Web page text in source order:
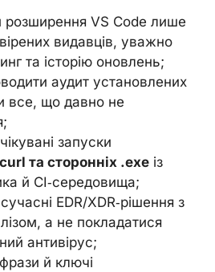
VS Code лише
видавців, уважно
та історію оновлень;
аудит установлених
все, що давно не
запуски
та сторонніх .exe із
й CI‑середовища;
EDR/XDR‑рішення з
а не покладатися
антивірус;
й ключі